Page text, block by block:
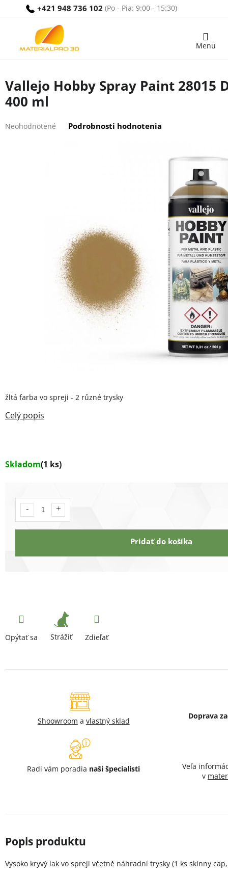
+421 948 736 102
Nákupný
Vallejo Hobby Spray Paint 28015
400 ml
hodnotenie
Neohodnotené Podrobnosti hodnotenia
Skladom(1 ks)
Pridať do košíka
žltá farba vo spreji - 2 různé trysky
Opýtať sa Strážiť Zdieľať
Shoowroom a vlastný sklad
Doprava
Radi vám poradia naši špecialisti
Veľa
v
Vysoko kryvý lak vo spreji včetně náhradní trysky (1 ks skinny